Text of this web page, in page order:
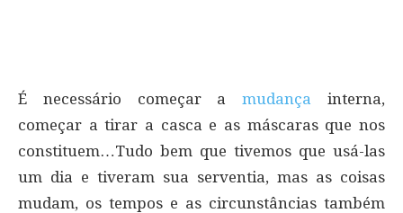
É necessário começar amudança
interna,
começar a tirar a casca e as máscaras que nos
constituem…Tudo bem que tivemos que usá-las
um dia e tiveram sua serventia, mas as coisas
mudam, os tempos e as circunstâncias também